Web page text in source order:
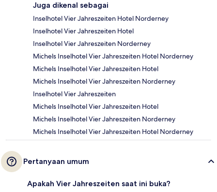
Juga dikenal sebagai
Inselhotel Vier Jahreszeiten Hotel Norderney
Inselhotel Vier Jahreszeiten Hotel
Inselhotel Vier Jahreszeiten Norderney
Michels Inselhotel Vier Jahreszeiten Hotel Norderney
Michels Inselhotel Vier Jahreszeiten Hotel
Michels Inselhotel Vier Jahreszeiten Norderney
Inselhotel Vier Jahreszeiten
Michels Inselhotel Vier Jahreszeiten Hotel
Michels Inselhotel Vier Jahreszeiten Norderney
Michels Inselhotel Vier Jahreszeiten Hotel Norderney
Pertanyaan umum
Apakah Vier Jahreszeiten saat ini buka?